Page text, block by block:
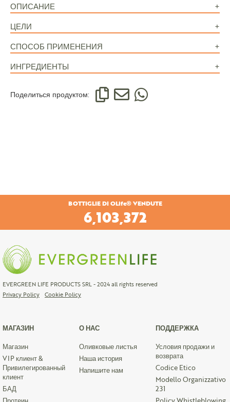
ОПИСАНИЕ
ЦЕЛИ
СПОСОБ ПРИМЕНЕНИЯ
ИНГРЕДИЕНТЫ
Поделиться продуктом:
BOTTIGLIE DI OLife® VENDUTE
6,402,924
EVERGREEN LIFE PRODUCTS SRL - 2024 all rights reserved
Privacy Policy
Cookie Policy
МАГАЗИН
Магазин
VIP клиент &
Привилегированный
клиент
БАД
О НАС
Оливковые листья
Наша история
Напишите нам
ПОДДЕРЖКА
Условия продажи и
возврата
Codice Etico
Modello Organizzativo
231